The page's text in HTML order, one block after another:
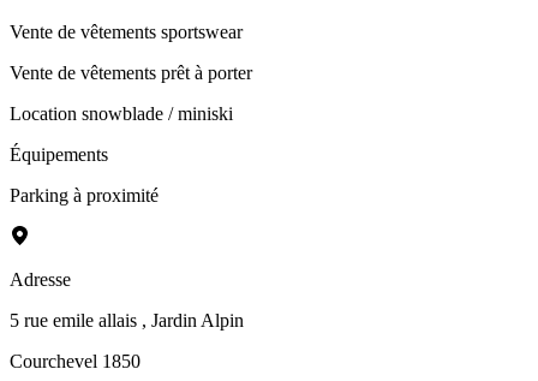
Vente de vêtements sportswear
Vente de vêtements prêt à porter
Location snowblade / miniski
Équipements
Parking à proximité
Adresse
5 rue emile allais , Jardin Alpin
Courchevel 1850